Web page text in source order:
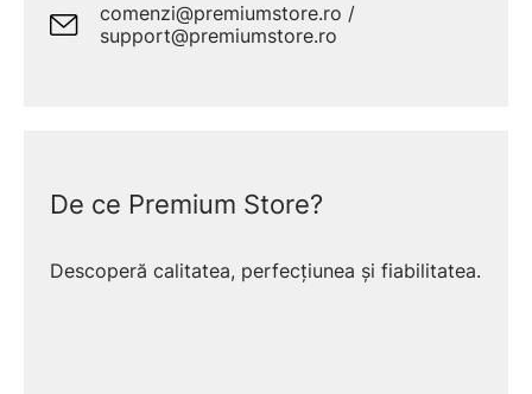
comenzi@premiumstore.ro /
support@premiumstore.ro
De ce Premium Store?
Descoperă calitatea, perfecțiunea și fiabilitatea.